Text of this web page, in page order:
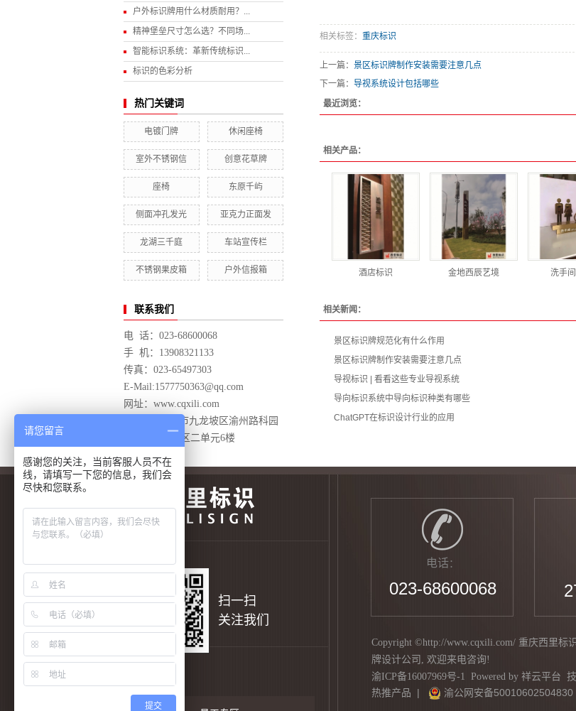
户外标识牌用什么材质耐用？...
精神堡垒尺寸怎么选？不同场...
智能标识系统：革新传统标识...
标识的色彩分析
热门关键词
电镀门牌 休闲座椅
室外不锈钢信 创意花草牌
座椅 东原千屿
侧面冲孔发光 亚克力正面发
龙湖三千庭 车站宣传栏
不锈钢果皮箱 户外信报箱
联系我们
电 话：023-68600068
手 机：13908321133
传真：023-65497303
E-Mail:1577750363@qq.com
网址：www.cqxili.com
地 址：重庆市九龙坡区渝州路科园
三街丰华园D区二单元6楼
相关标签： 重庆标识
上一篇： 景区标识牌制作安装需要注意几点
下一篇： 导视系统设计包括哪些
最近浏览：
相关产品：
酒店标识 金地西辰艺境 洗手
相关新闻：
景区标识牌规范化有什么作用
景区标识牌制作安装需要注意几点
导视标识 | 看看这些专业导视系统
导向标识系统中导向标识种类有哪些
ChatGPT在标识设计行业的应用
扫一扫
关注我们
电话：
023-68600068
Copyright ©http://www.cqxili.com/ 重庆西里标
牌设计公司 , 欢迎来电咨询!
渝ICP备16007969号-1 Powered by 祥云平台
热推产品 | 渝公网安备50010602504830
请您留言
感谢您的关注，当前客服人员不在
线，请填写一下您的信息，我们会
尽快和您联系。
提交